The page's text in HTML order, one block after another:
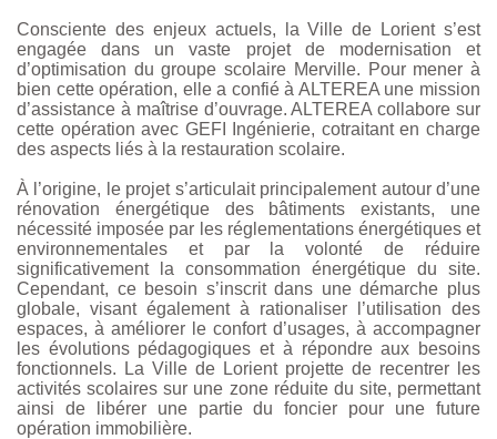
Consciente des enjeux actuels, la Ville de Lorient s’est
engagée dans un vaste projet de modernisation et
d’optimisation du groupe scolaire Merville. Pour mener à
bien cette opération, elle a confié à ALTEREA une mission
d’assistance à maîtrise d’ouvrage. ALTEREA collabore sur
cette opération avec GEFI Ingénierie, cotraitant en charge
des aspects liés à la restauration scolaire.
À l’origine, le projet s’articulait principalement autour d’une
rénovation énergétique des bâtiments existants, une
nécessité imposée par les réglementations énergétiques et
environnementales et par la volonté de réduire
significativement la consommation énergétique du site.
Cependant, ce besoin s’inscrit dans une démarche plus
globale, visant également à rationaliser l’utilisation des
espaces, à améliorer le confort d’usages, à accompagner
les évolutions pédagogiques et à répondre aux besoins
fonctionnels. La Ville de Lorient projette de recentrer les
activités scolaires sur une zone réduite du site, permettant
ainsi de libérer une partie du foncier pour une future
opération immobilière.